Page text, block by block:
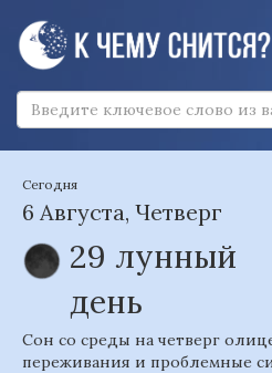
Сегодня
6 Августа, Четверг
29 лунный
день
Сон со среды на четверг
переживания и проблемные